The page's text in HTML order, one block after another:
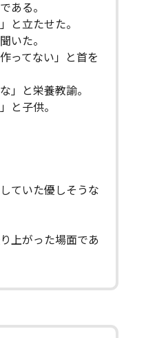
ある。
と立たせた。
いた。
ってない」と首を
」と栄養教諭。
と子供。
ていた優しそうな
上がった場面であ